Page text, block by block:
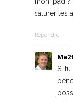
saturer les
Répondre
Si tu